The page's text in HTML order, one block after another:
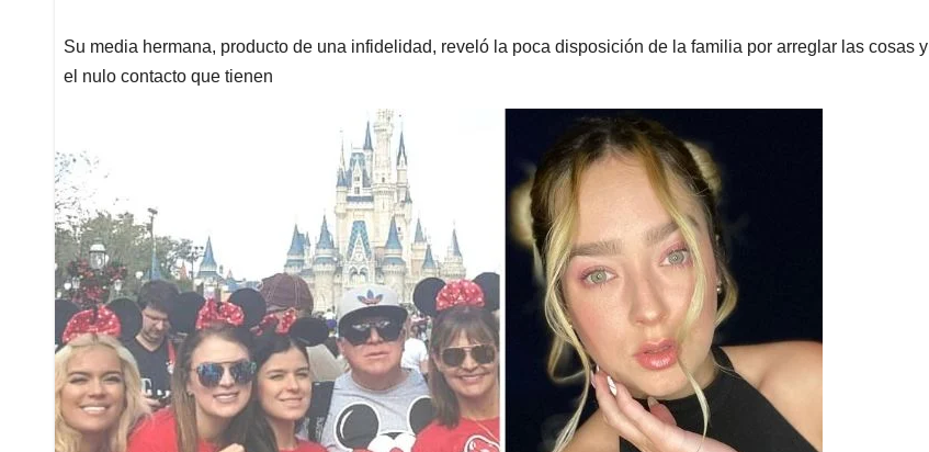
Su media hermana, producto de una infidelidad, reveló la poca disposición de la familia por arreglar las cosas y
el nulo contacto que tienen